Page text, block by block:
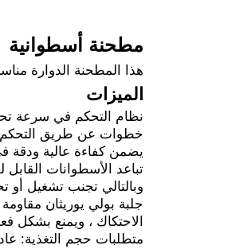
مطحنة أسطوانية
هذا المطحنة الدوارة
الميزات
نظام التحكم في سرعة
خطوات عن طريق التحكم
يضمن كفاءة عالية ودقة
تباعد الأسطوانات
وبالتالي تجنب تشغيل أو
جلبة بولي يوريثان
الاحتكاك ، ويمنع بشكل